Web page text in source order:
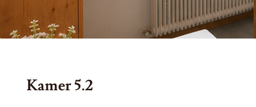
Kamer 5.2